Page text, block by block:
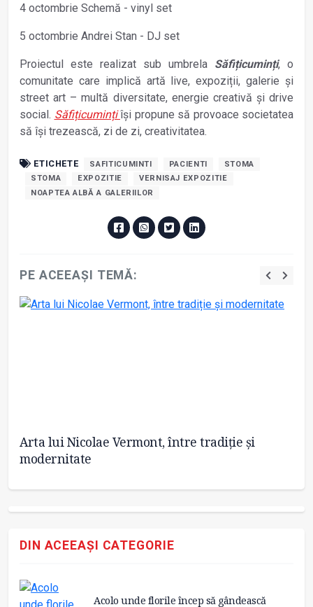
4 octombrie Schemă - vinyl set
5 octombrie Andrei Stan - DJ set
Proiectul este realizat sub umbrela Săfițicuminți, o
comunitate care implică artă live, expoziții, galerie și
street art – multă diversitate, energie creativă și drive
social. Săfițicumințiîși propune să provoace societatea
să își trezească, zi de zi, creativitatea.
ETICHETE SAFITICUMINTI PACIENTI
STOMA
STOMA
EXPOZITIE
VERNISAJ EXPOZITIE
NOAPTEA ALBĂ A GALERIILOR
PE ACEEAȘI TEMĂ:
Arta lui Nicolae Vermont, între tradiție și
modernitate
DIN ACEEAȘI CATEGORIE
Acolo unde florile încep să gândească